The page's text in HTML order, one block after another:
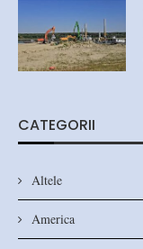
CATEGORII
Altele
America